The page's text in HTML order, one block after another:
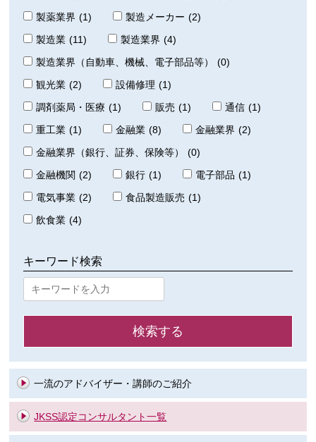
製薬業界 (1) 製造メーカー (2)
製造業 (11) 製造業界 (4)
製造業界（自動車、機械、電子部品等）
(0)
観光業 (2) 設備修理 (1)
調剤薬局・医療 (1) 販売 (1) 通信 (1)
重工業 (1) 金融業 (8) 金融業界 (2)
金融業界（銀行、証券、保険等）
(0)
金融機関 (2) 銀行 (1) 電子部品 (1)
電気事業 (2) 食品製造販売 (1)
飲食業 (4)
キーワード検索
一流のアドバイザー・講師のご紹介
JKSS認定コンサルタント一覧